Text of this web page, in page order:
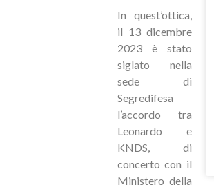
In quest’ottica,
il 13 dicembre
2023 è stato
siglato nella
sede di
Segredifesa
l’accordo tra
Leonardo e
KNDS, di
concerto con il
Ministero della